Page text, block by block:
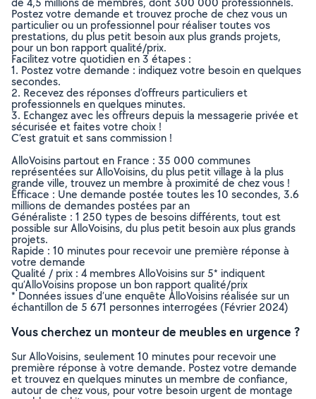
Postez votre demande et trouvez proche de chez vous un
particulier ou un professionnel pour réaliser toutes vos
prestations, du plus petit besoin aux plus grands projets,
pour un bon rapport qualité/prix.
Facilitez votre quotidien en 3 étapes :
1. Postez votre demande : indiquez votre besoin en quelques
secondes.
2. Recevez des réponses d’offreurs particuliers et
professionnels en quelques minutes.
3. Echangez avec les offreurs depuis la messagerie privée et
sécurisée et faites votre choix !
C’est gratuit et sans commission !
AlloVoisins partout en France : 35 000 communes
représentées sur AlloVoisins, du plus petit village à la plus
grande ville, trouvez un membre à proximité de chez vous !
Efficace : Une demande postée toutes les 10 secondes, 3.6
millions de demandes postées par an
Généraliste : 1 250 types de besoins différents, tout est
possible sur AlloVoisins, du plus petit besoin aux plus grands
projets.
Rapide : 10 minutes pour recevoir une première réponse à
votre demande
Qualité / prix : 4 membres AlloVoisins sur 5* indiquent
qu’AlloVoisins propose un bon rapport qualité/prix
* Données issues d’une enquête AlloVoisins réalisée sur un
échantillon de 5 671 personnes interrogées (Février 2024)
Vous cherchez un monteur de meubles en urgence ?
Sur AlloVoisins, seulement 10 minutes pour recevoir une
première réponse à votre demande. Postez votre demande
et trouvez en quelques minutes un membre de confiance,
autour de chez vous, pour votre besoin urgent de montage